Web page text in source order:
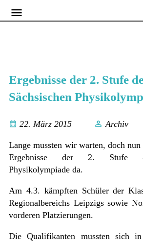
Ergebnisse der 2. Stufe
Sächsischen
22. März 2015 Archiv
Lange mussten wir warten, doch
Ergebnisse der 2. Stufe
Physikolympiade da.
Am 4.3. kämpften Schüler der
Regionalbereichs Leipzigs sowie
vorderen Platzierungen.
Die Qualifikanten mussten sich